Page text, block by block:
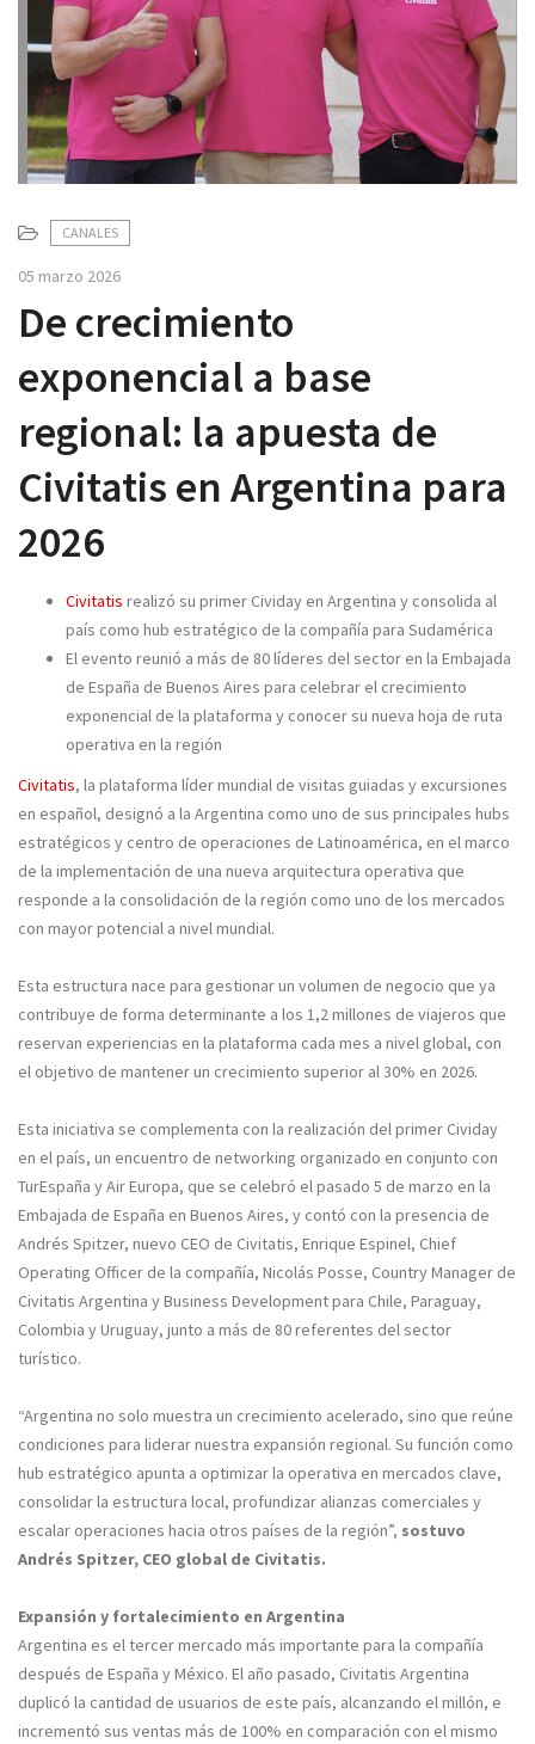
i
g
a
t
i
o
CANALES
05 marzo 2026
De crecimiento
exponencial a base
regional: la apuesta de
Civitatis en Argentina para
2026
Civitatis realizó su primer Cividay en Argentina y consolida al
país como hub estratégico de la compañía para Sudamérica
El evento reunió a más de 80 líderes del sector en la Embajada
de España de Buenos Aires para celebrar el crecimiento
exponencial de la plataforma y conocer su nueva hoja de ruta
operativa en la región
Civitatis, la plataforma líder mundial de visitas guiadas y excursiones
en español, designó a la Argentina como uno de sus principales hubs
estratégicos y centro de operaciones de Latinoamérica, en el marco
de la implementación de una nueva arquitectura operativa que
responde a la consolidación de la región como uno de los mercados
con mayor potencial a nivel mundial.
Esta estructura nace para gestionar un volumen de negocio que ya
contribuye de forma determinante a los 1,2 millones de viajeros que
reservan experiencias en la plataforma cada mes a nivel global, con
el objetivo de mantener un crecimiento superior al 30% en 2026.
Esta iniciativa se complementa con la realización del primer Cividay
en el país, un encuentro de networking organizado en conjunto con
TurEspaña y Air Europa, que se celebró el pasado 5 de marzo en la
Embajada de España en Buenos Aires, y contó con la presencia de
Andrés Spitzer, nuevo CEO de Civitatis, Enrique Espinel, Chief
Operating Officer de la compañía, Nicolás Posse, Country Manager de
Civitatis Argentina y Business Development para Chile, Paraguay,
Colombia y Uruguay, junto a más de 80 referentes del sector
turístico.
“Argentina no solo muestra un crecimiento acelerado, sino que reúne
condiciones para liderar nuestra expansión regional. Su función como
hub estratégico apunta a optimizar la operativa en mercados clave,
consolidar la estructura local, profundizar alianzas comerciales y
escalar operaciones hacia otros países de la región”, sostuvo
Andrés Spitzer, CEO global de Civitatis.
Expansión y fortalecimiento en Argentina
Argentina es el tercer mercado más importante para la compañía
después de España y México. El año pasado, Civitatis Argentina
duplicó la cantidad de usuarios de este país, alcanzando el millón, e
incrementó sus ventas más de 100% en comparación con el mismo